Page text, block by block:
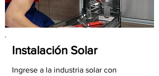
Instalación Solar
Ingrese a la industria solar con